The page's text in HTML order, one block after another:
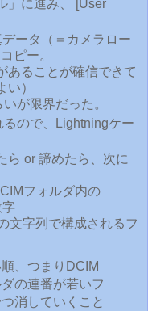
」に進み、 [User
ータ（＝カメラロー
ピー。
あることが確信できて
）
が限界だった。
ので、Lightningケー
ら or 諦めたら、次に
フォルダ内の
字
文字列で構成されるフ
、つまりDCIM
の連番が若いフ
消していくこと